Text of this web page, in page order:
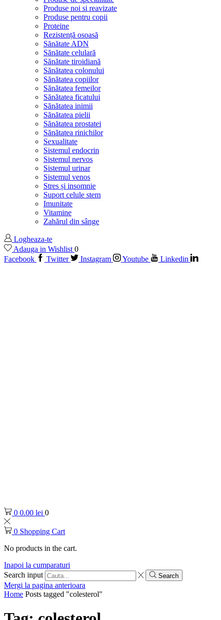
Produse noi si reavizate
Produse pentru copii
Proteine
Rezistență osoasă
Sănătate ADN
Sănătate celulară
Sănătate tiroidiană
Sănătatea colonului
Sănătatea copiilor
Sănătatea femeilor
Sănătatea ficatului
Sănătatea inimii
Sănătatea pielii
Sănătatea prostatei
Sănătatea rinichilor
Sexualitate
Sistemul endocrin
Sistemul nervos
Sistemul urinar
Sistemul venos
Stres și insomnie
Suport celule stem
Imunitate
Vitamine
Zahărul din sânge
Logheaza-te
Adauga in Wishlist 0
Facebook
Twitter Instagram Youtube Linkedin
0 0.00 lei 0
0 Shopping Cart
No products in the cart.
Inapoi la cumparaturi
Search input
Search
Mergi la pagina anterioara
Home Posts tagged "colesterol"